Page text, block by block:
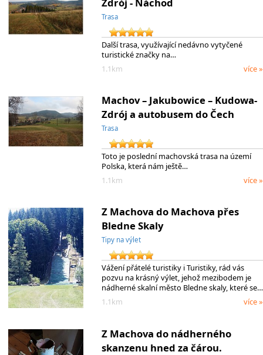
Trasa
Další trasa, využívající nedávno vytyčené
turistické značky na…
1.1km
více »
Machov – Jakubowice – Kudowa-
Zdrój a autobusem do Čech
Trasa
Toto je poslední machovská trasa na území
Polska, která nám ještě…
1.1km
více »
Z Machova do Machova přes
Bledne Skaly
Tipy na výlet
Vážení přátelé turistiky i Turistiky, rád vás
pozvu na krásný výlet, jehož mezibodem je
nádherné skalní město Bledne skaly, které se…
1.1km
více »
Z Machova do nádherného
skanzenu hned za čárou.